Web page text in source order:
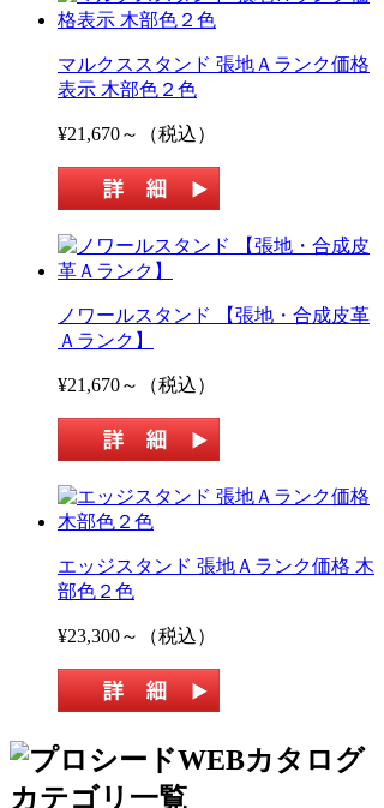
マルクススタンド 張地Ａランク価格
表示 木部色２色
¥21,670～（税込）
ノワールスタンド 【張地・合成皮革
Ａランク】
¥21,670～（税込）
エッジスタンド 張地Ａランク価格 木
部色２色
¥23,300～（税込）